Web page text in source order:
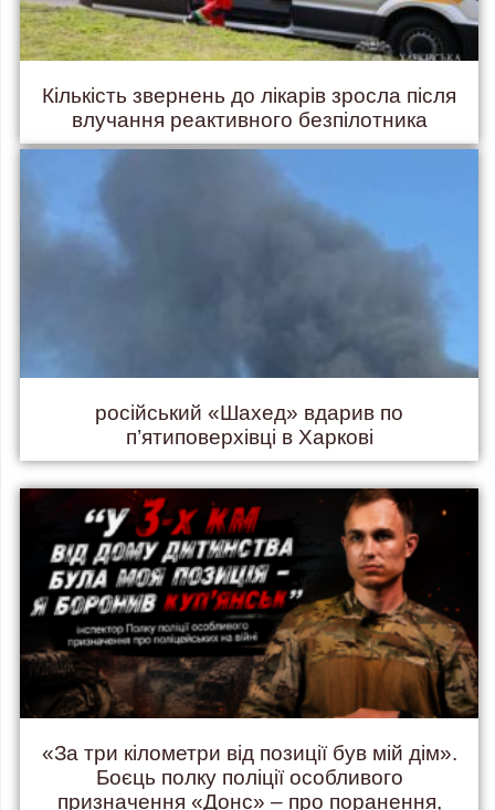
Кількість звернень до лікарів зросла після
влучання реактивного безпілотника
російський «Шахед» вдарив по
п’ятиповерхівці в Харкові
«За три кілометри від позиції був мій дім».
Боєць полку поліції особливого
призначення «Донс» – про поранення,